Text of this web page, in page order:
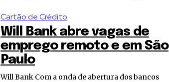
Cartão de Crédito
Will Bank abre vagas de
emprego remoto e em São
Paulo
Will Bank Com a onda de abertura dos bancos